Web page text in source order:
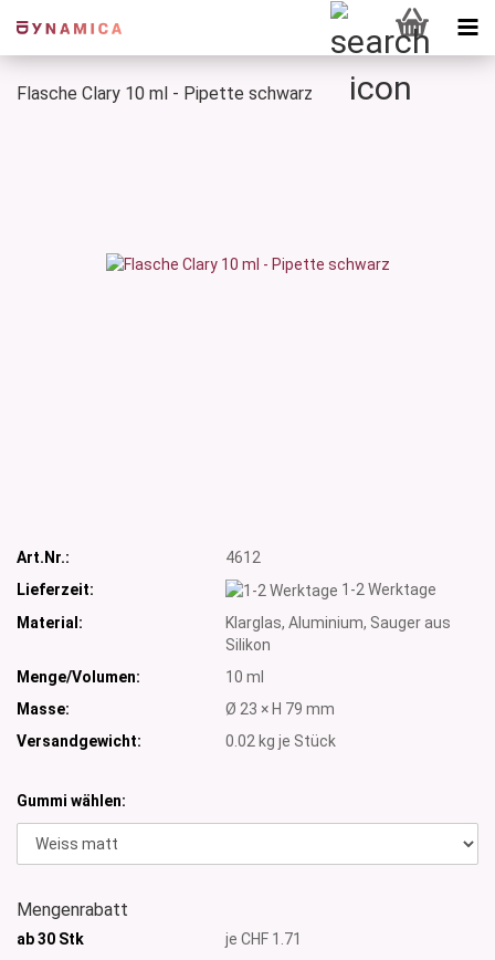
Flasche Clary 10 ml - Pipette schwarz
Art.Nr.:
4612
Lieferzeit:
1-2 Werktage
Material:
Klarglas, Aluminium, Sauger aus
Silikon
Menge/Volumen:
10 ml
Masse:
Ø 23 × H 79 mm
Versandgewicht:
0.02 kg je Stück
Gummi wählen:
Mengenrabatt
ab 30 Stk
je CHF 1.71